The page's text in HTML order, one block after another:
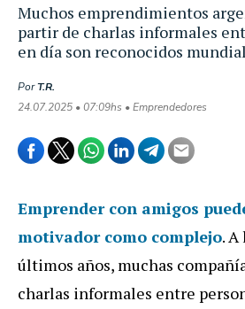
Muchos emprendimientos
partir de charlas informales
en día son reconocidos
PorT.R.
24.07.2025 • 07:09hs • Emprendedores
Emprender con amigos
motivador como complejo.
últimos años, muchas
charlas informales entre